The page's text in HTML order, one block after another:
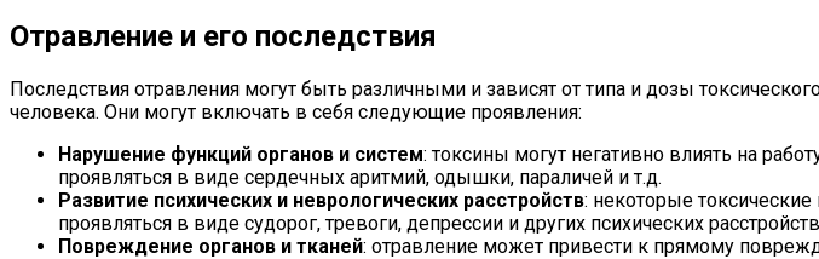
Отравление и его последствия
Последствия отравления могут быть различными и зависят от типа и дозы
человека. Они могут включать в себя следующие проявления:
Нарушение функций органов и систем: токсины могут негативно влиять на
проявляться в виде сердечных аритмий, одышки, параличей и т.д.
Развитие психических и неврологических расстройств: некоторые
проявляться в виде судорог, тревоги, депрессии и других психических
Повреждение органов и тканей: отравление может привести к прямому